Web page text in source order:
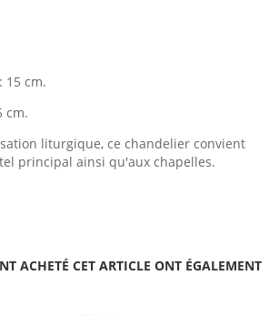
15 cm.
cm.
liturgique, ce chandelier convient
principal ainsi qu'aux chapelles.
ACHETÉ CET ARTICLE ONT ÉGALEMENT